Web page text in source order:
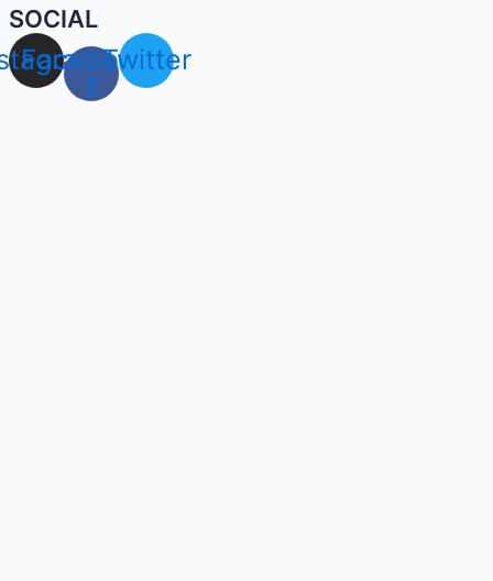
SOCIAL
Facebook-
f
Twitter